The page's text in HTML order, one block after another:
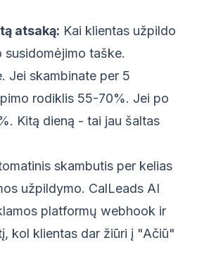
atsaką: Kai klientas užpildo
susidomėjimo taške.
Jei skambinate per 5
rodiklis 55-70%. Jei po
Kitą dieną - tai jau šaltas
skambutis per kelias
užpildymo. CalLeads AI
platformų webhook ir
kol klientas dar žiūri į "Ačiū"